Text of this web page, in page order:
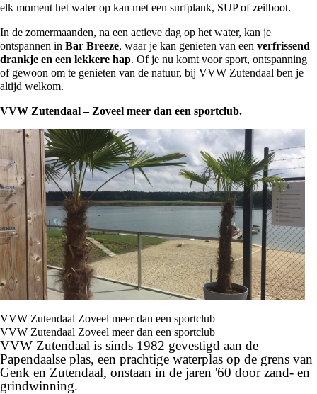
elk moment het water op kan met een surfplank, SUP of zeilboot.
In de zomermaanden, na een actieve dag op het water, kan je
ontspannen in Bar Breeze, waar je kan genieten van een verfrissend
drankje en een lekkere hap. Of je nu komt voor sport, ontspanning
of gewoon om te genieten van de natuur, bij VVW Zutendaal ben je
altijd welkom.
VVW Zutendaal – Zoveel meer dan een sportclub.
VVW Zutendaal Zoveel meer dan een sportclub
VVW Zutendaal Zoveel meer dan een sportclub
VVW Zutendaal is sinds 1982 gevestigd aan de
Papendaalse plas, een prachtige waterplas op de grens van
Genk en Zutendaal, onstaan in de jaren '60 door zand- en
grindwinning.